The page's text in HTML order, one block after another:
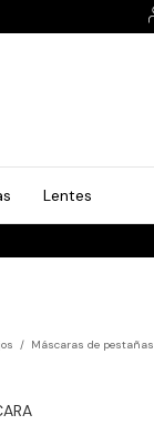
Lentes
/ Máscaras de pestañas